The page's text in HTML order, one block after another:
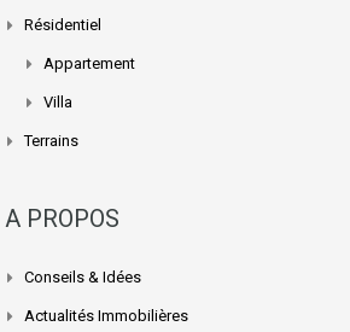
Résidentiel
Appartement
Villa
Terrains
A PROPOS
Conseils & Idées
Actualités Immobilières